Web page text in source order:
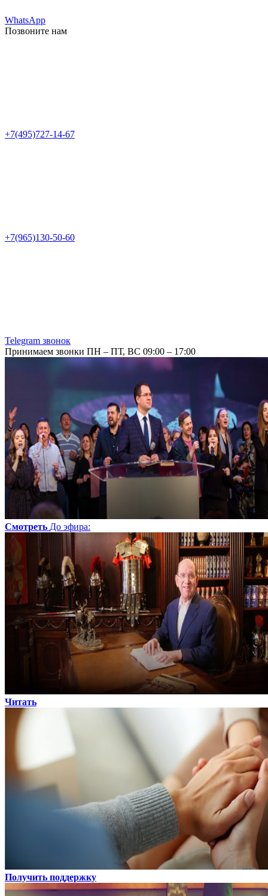
WhatsApp
Позвоните нам
+7(495)727-14-67
+7(965)130-50-60
Telegram звонок
Принимаем звонки ПН – ПТ, ВС 09:00 – 17:00
Смотреть До эфира:
Читать
Получить поддержку